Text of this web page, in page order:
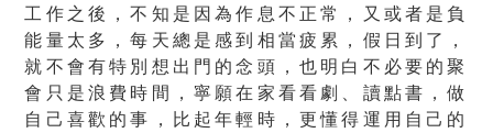
工作之後，不知是因為作息不正常，又或者是負
能量太多，每天總是感到相當疲累，假日到了，
就不會有特別想出門的念頭，也明白不必要的聚
會只是浪費時間，寧願在家看看劇、讀點書，做
自己喜歡的事，比起年輕時，更懂得運用自己的